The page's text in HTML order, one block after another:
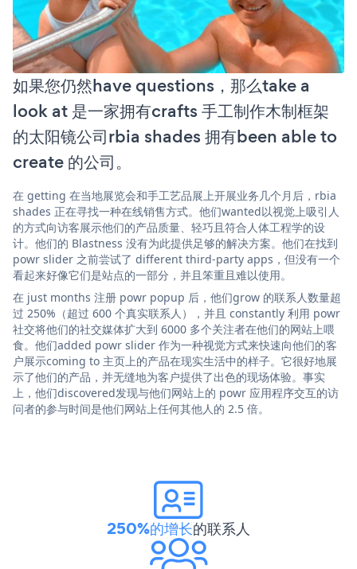
如果您仍然have questions，那么take a
look at 是一家拥有crafts 手工制作木制框架
的太阳镜公司rbia shades 拥有been able to
create 的公司。
在 getting 在当地展览会和手工艺品展上开展业务几个月后，rbia
shades 正在寻找一种在线销售方式。他们wanted以视觉上吸引人
的方式向访客展示他们的产品质量、轻巧且符合人体工程学的设
计。他们的 Blastness 没有为此提供足够的解决方案。他们在找到
powr slider 之前尝试了 different third-party apps，但没有一个
看起来好像它们是站点的一部分，并且笨重且难以使用。
在 just months 注册 powr popup 后，他们grow 的联系人数量超
过 250%（超过 600 个真实联系人），并且 constantly 利用 powr
社交将他们的社交媒体扩大到 6000 多个关注者在他们的网站上喂
食。他们added powr slider 作为一种视觉方式来快速向他们的客
户展示coming to 主页上的产品在现实生活中的样子。它很好地展
示了他们的产品，并无缝地为客户提供了出色的现场体验。事实
上，他们discovered发现与他们网站上的 powr 应用程序交互的访
问者的参与时间是他们网站上任何其他人的 2.5 倍。
250%的增长的联系人